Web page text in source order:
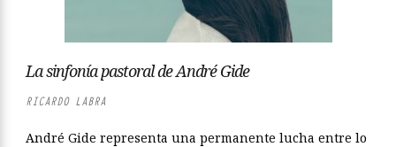
La sinfonía pastoral de André Gide
RICARDO LABRA
André Gide representa una permanente lucha entre lo